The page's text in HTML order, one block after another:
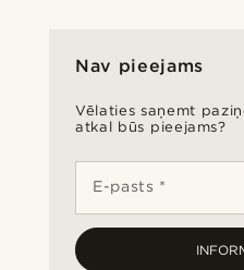
Nav pieejams
Vēlaties saņemt
atkal būs pieejams?
E-pasts *